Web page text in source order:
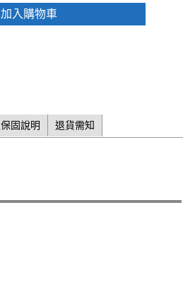
加入購物車
固說明 退貨需知